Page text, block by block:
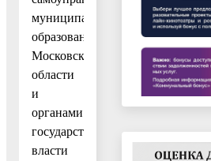
муниципальных
образований
Московской
области
и
органами
государственной
власти